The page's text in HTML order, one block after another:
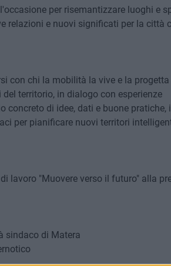
per risemantizzare luoghi e
relazioni e nuovi significati per la città
con chi la mobilità la vive e la
territorio, in dialogo con esperienze
concreto di idee, dati e buone pratiche,
per pianificare nuovi territori
lavoro "Muovere verso il futuro" alla
sindaco di Matera